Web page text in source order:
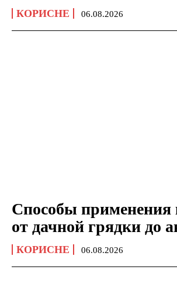
КОРИСНЕ 06.08.2026
Способы применения
от дачной грядки до
КОРИСНЕ 06.08.2026